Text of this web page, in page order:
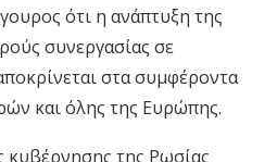
ότι η ανάπτυξη της
συνεργασίας σε
στα συμφέροντα
και όλης της Ευρώπης.
κυβέρνησης της Ρωσίας